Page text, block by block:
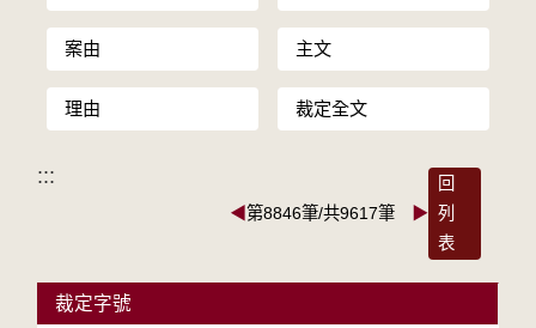
案由 主文
理由 裁定全文
:::
◀第8846筆/共9617筆 ▶
回
列
表
裁定字號